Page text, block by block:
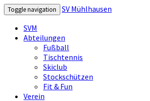
Toggle navigation
SV Mühlhausen
SVM
Abteilungen
Fußball
Tischtennis
Skiclub
Stockschützen
Fit & Fun
Verein